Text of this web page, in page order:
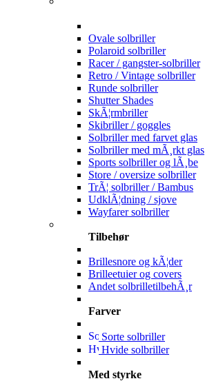
Ovale solbriller
Polaroid solbriller
Racer / gangster-solbriller
Retro / Vintage solbriller
Runde solbriller
Shutter Shades
SkÃ¦rmbriller
Skibriller / goggles
Solbriller med farvet glas
Solbriller med mÃ¸rkt glas
Sports solbriller og lÃ¸be
Store / oversize solbriller
TrÃ¦ solbriller / Bambus
UdklÃ¦dning / sjove
Wayfarer solbriller
Tilbehør
Brillesnore og kÃ¦der
Brilleetuier og covers
Andet solbrilletilbehÃ¸r
Farver
Sorte solbriller
Hvide solbriller
Med styrke